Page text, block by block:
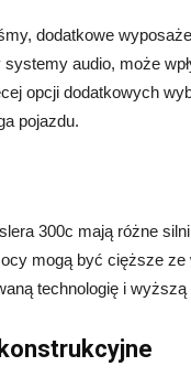
dodatkowe
audio, może
opcji dodatkowych
pojazdu.
300c mają różne
mogą być cięższe ze
technologię i